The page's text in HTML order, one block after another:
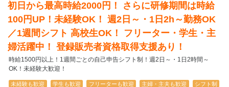
初日から最高時給2000円！ さらに研修期間は時給
100円UP！未経験OK！ 週2日～・1日2h～勤務OK
／1週間シフト 高校生OK！ フリーター・学生・主
婦活躍中！ 登録販売者資格取得支援あり！
時給1500円以上！1週間ごとの自己申告シフト制！週2日～・1日2時間～
OK！未経験大歓迎！
未経験も歓迎 学生も歓迎 フリーターも歓迎 主婦・主夫も歓迎
シフト制